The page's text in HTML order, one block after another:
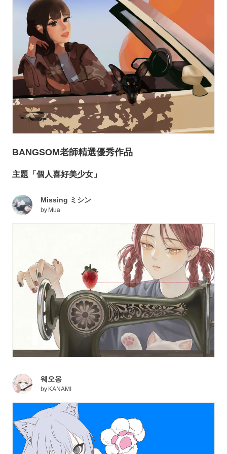
BANGSOM老師精選優秀作品
主題「個人喜好美少女」
Missing ミシン
by Mua
웨오옹
by KANAMI